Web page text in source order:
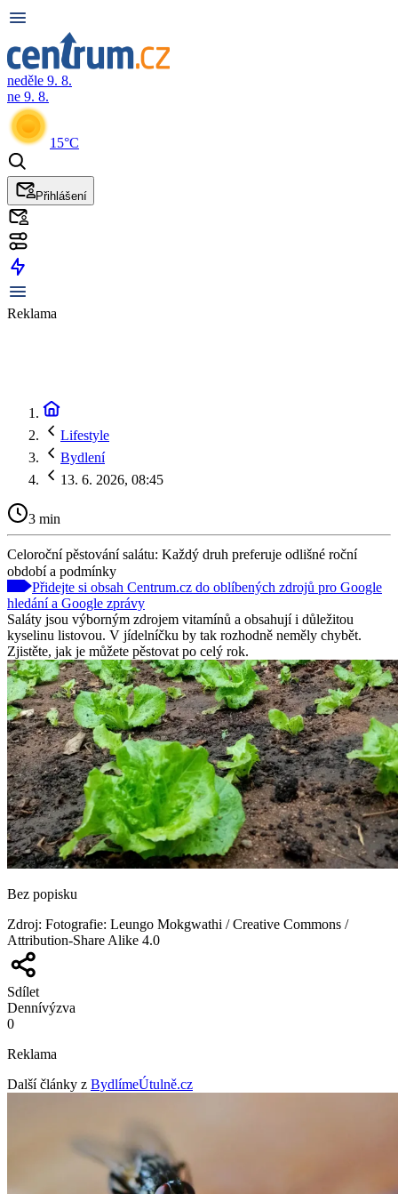
neděle 9. 8.
ne 9. 8.
15°C
Přihlášení
Reklama
Lifestyle
Bydlení
13. 6. 2026, 08:45
3 min
Celoroční pěstování salátu: Každý druh preferuje odlišné roční
období a podmínky
Přidejte si obsah Centrum.cz do oblíbených zdrojů pro Google
hledání a Google zprávy
Saláty jsou výborným zdrojem vitamínů a obsahují i důležitou
kyselinu listovou. V jídelníčku by tak rozhodně neměly chybět.
Zjistěte, jak je můžete pěstovat po celý rok.
Bez popisku
Zdroj: Fotografie: Leungo Mokgwathi / Creative Commons /
Attribution-Share Alike 4.0
Sdílet
Dennívýzva
0
Reklama
Další články z BydlímeÚtulně.cz